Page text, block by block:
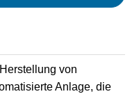
von
Anlage, die